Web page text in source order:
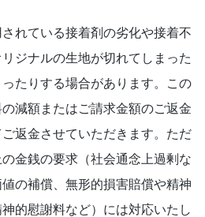
れている接着剤の劣化や接着不
ジナルの生地が切れてしまった
ったりする場合があります。この
減額またはご請求金額のご返金
返金させていただきます。ただ
の金銭の要求（社会通念上過剰な
の補償、無形的損害賠償や精神
的慰謝料など）には対応いたし